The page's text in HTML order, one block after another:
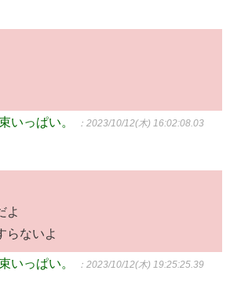
いっぱい。 ：2023/10/12(木) 16:02:08.03
よ
らないよ
いっぱい。 ：2023/10/12(木) 19:25:25.39